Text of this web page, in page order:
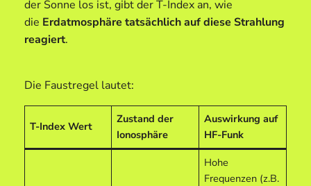
der Sonne los ist, gibt der T-Index an, wie
die Erdatmosphäre tatsächlich auf diese Strahlung
reagiert.
Die Faustregel lautet:
T-Index Wert
Zustand der
Ionosphäre
Auswirkung auf
HF-Funk
Hohe
Frequenzen (z.B.